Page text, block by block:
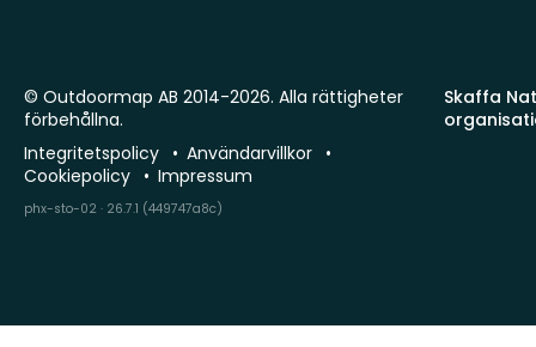
Skaffa
© Outdoormap AB 2014-2026. Alla rättigheter
förbehållna.
Integritetspolicy
Användarvillkor
Cookiepolicy
Impressum
phx-sto-02 · 26.7.1 (449747a8c)